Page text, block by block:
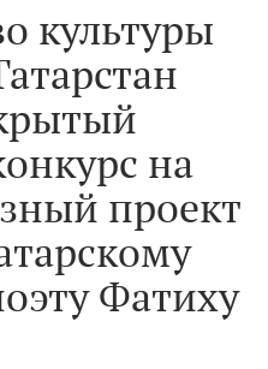
культуры
на
проект
Фатиху